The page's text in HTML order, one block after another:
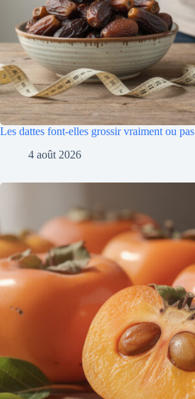
Les dattes font-elles grossir vraiment ou pas
4 août 2026